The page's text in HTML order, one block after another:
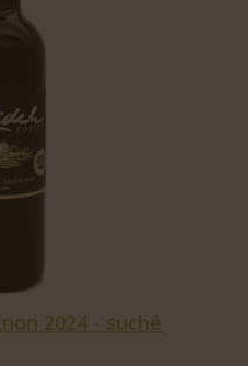
2024 - suché